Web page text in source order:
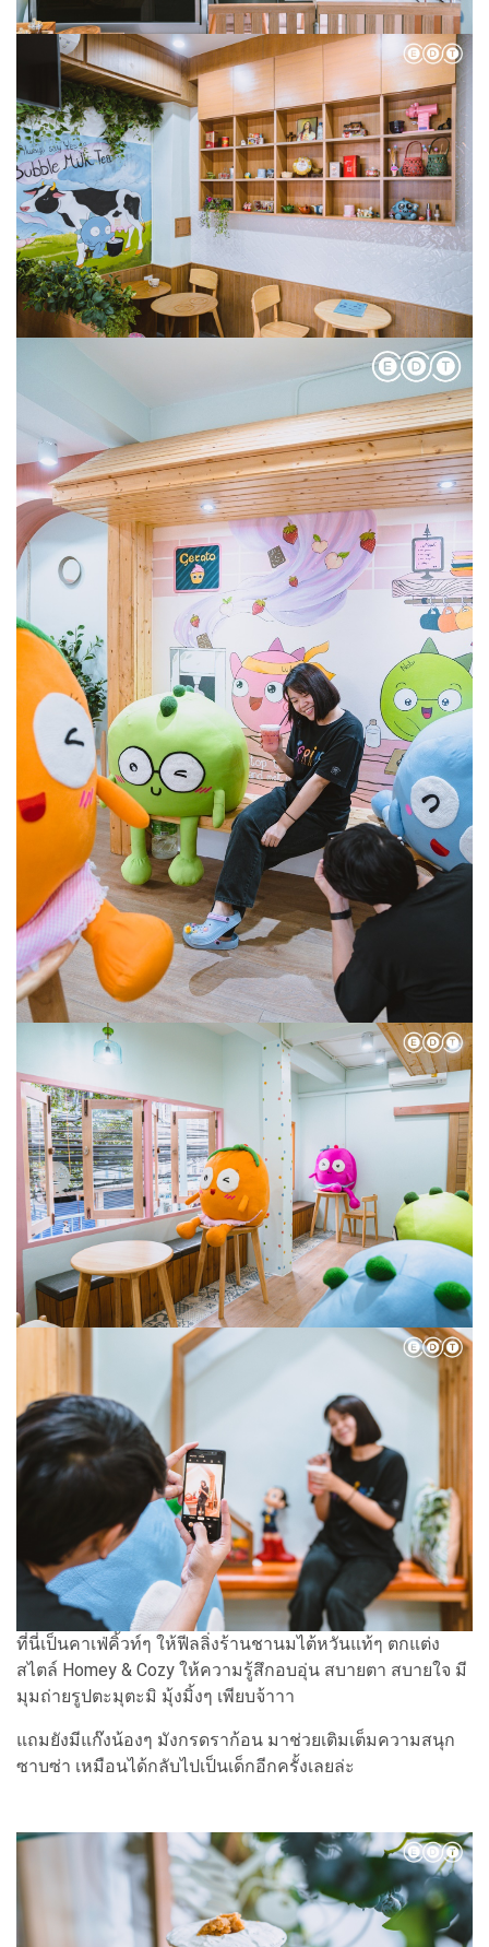
ที่นี่เป็นคาเฟ่คิ้วท์ๆ ให้ฟีลลิ่งร้านชานมไต้หวันแท้ๆ ตกแต่ง
สไตล์ Homey & Cozy ให้ความรู้สึกอบอุ่น สบายตา สบายใจ มี
มุมถ่ายรูปตะมุตะมิ มุ้งมิ้งๆ เพียบจ้าาา
แถมยังมีแก๊งน้องๆ มังกรดราก้อน มาช่วยเติมเต็มความสนุก
ซาบซ่า เหมือนได้กลับไปเป็นเด็กอีกครั้งเลยล่ะ